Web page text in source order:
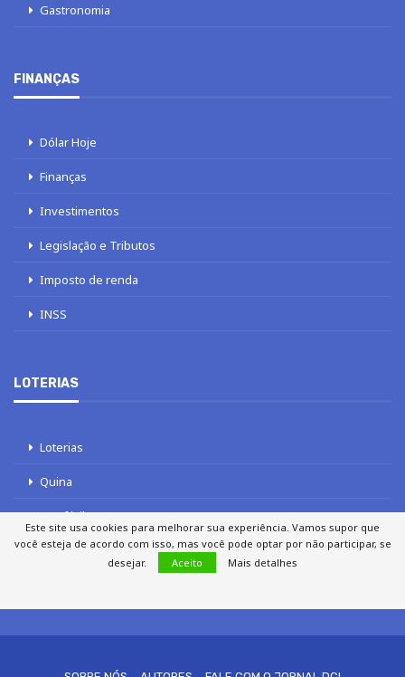
Gastronomia
FINANÇAS
Dólar Hoje
Finanças
Investimentos
Legislação e Tributos
Imposto de renda
INSS
LOTERIAS
Loterias
Quina
Lotofácil
Mega-Sena
Este site usa cookies para melhorar sua experiência. Vamos supor que
você esteja de acordo com isso, mas você pode optar por não participar, se
desejar.
Aceito Mais detalhes